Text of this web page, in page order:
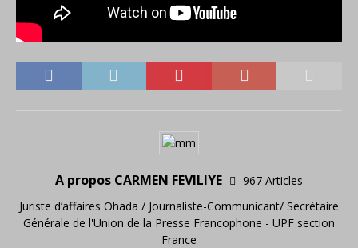
A propos CARMEN FEVILIYE
967 Articles
Juriste d’affaires Ohada / Journaliste-Communicant/ Secrétaire
Générale de l'Union de la Presse Francophone - UPF section
France